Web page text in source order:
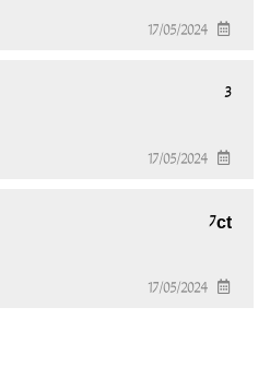
17/05/2024
3
17/05/2024
7ct
17/05/2024